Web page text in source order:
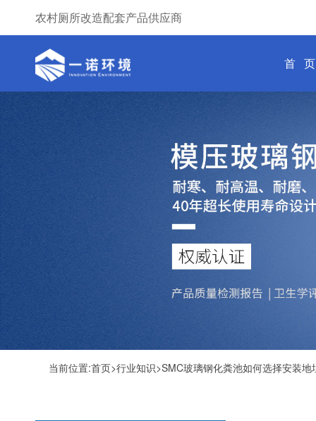
农村厕所改造配套产品供应商
首 页
当前位置:首页>行业知识>SMC玻璃钢化粪池如何选择安装地